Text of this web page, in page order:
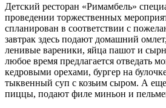
Детский ресторан «Римамбель»
проведении торжественных
спланирован в соответствии с
завтрак здесь подают домашний
ленивые вареники, яйца пашот и
любое время предлагается отведать
кедровыми орехами, бургер на
тыквенный суп с козьим сыром. А
пиццы, подают филе миньон и